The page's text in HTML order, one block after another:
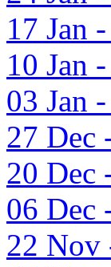
17 Jan
10 Jan
03 Jan
27 Dec
20 Dec
06 Dec
22 Nov